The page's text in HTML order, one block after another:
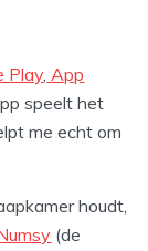
Play, App
speelt het
me echt om
houdt,
(de